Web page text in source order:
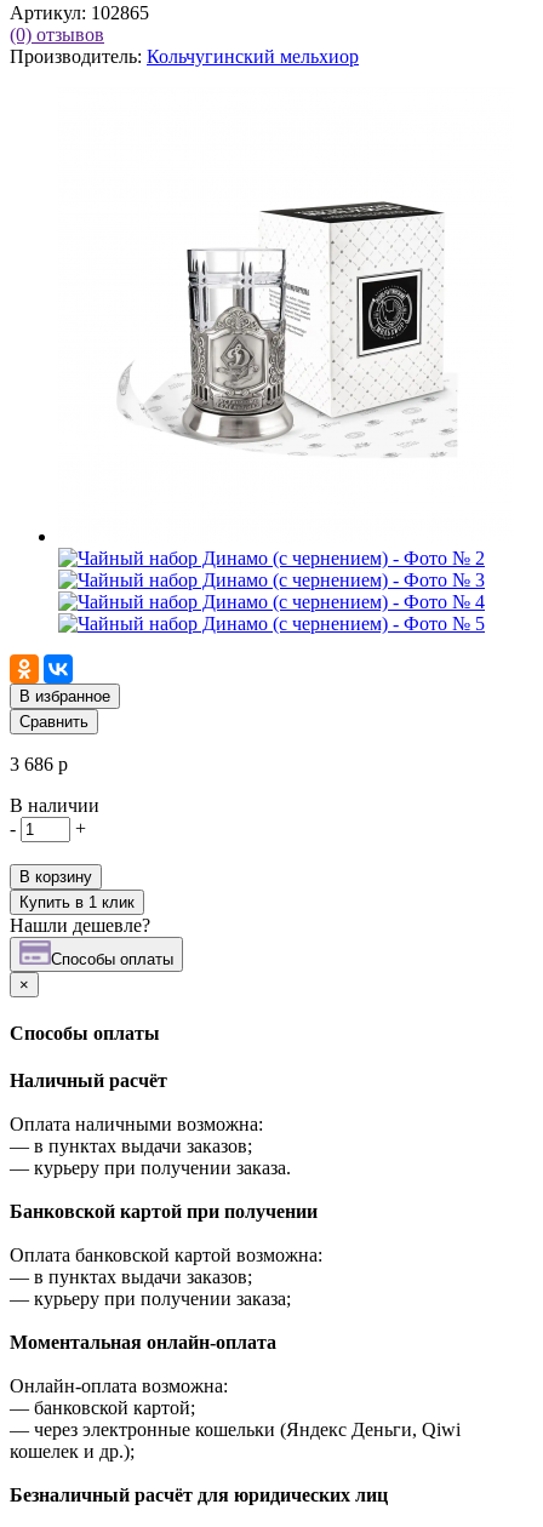
Артикул: 102865
(0) отзывов
Производитель: Кольчугинский мельхиор
В избранное
Сравнить
3 686 р
В наличии
-
+
В корзину
Купить в 1 клик
Нашли дешевле?
Cпособы оплаты
×
Cпособы оплаты
Наличный расчёт
Оплата наличными возможна:
— в пунктах выдачи заказов;
— курьеру при получении заказа.
Банковской картой при получении
Оплата банковской картой возможна:
— в пунктах выдачи заказов;
— курьеру при получении заказа;
Моментальная онлайн-оплата
Онлайн-оплата возможна:
— банковской картой;
— через электронные кошельки (Яндекс Деньги, Qiwi
кошелек и др.);
Безналичный расчёт для юридических лиц